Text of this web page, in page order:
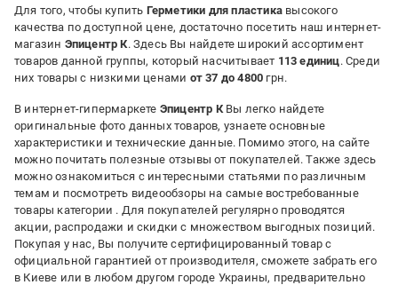
Для того, чтобы купить Герметики для пластика высокого
качества по доступной цене, достаточно посетить наш интернет-
магазин Эпицентр К. Здесь Вы найдете широкий ассортимент
товаров данной группы, который насчитывает 113 единиц. Среди
них товары с низкими ценами от 37 до 4800 грн.
В интернет-гипермаркете Эпицентр КВы легко найдете
оригинальные фото данных товаров, узнаете основные
характеристики и технические данные. Помимо этого, на сайте
можно почитать полезные отзывы от покупателей. Также здесь
можно ознакомиться с интересными статьями по различным
темам и посмотреть видеообзоры на самые востребованные
товары категории . Для покупателей регулярно проводятся
акции, распродажи и скидки с множеством выгодных позиций.
Покупая у нас, Вы получите сертифицированный товар с
официальной гарантией от производителя, сможете забрать его
в Киеве или в любом другом городе Украины, предварительно